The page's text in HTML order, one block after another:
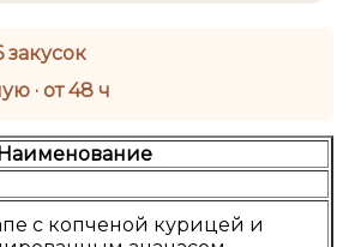
закусок
· от 48 ч
Наименование
с копченой курицей и